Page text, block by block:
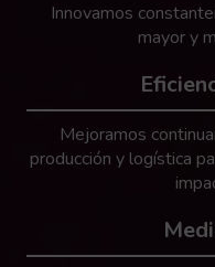
Innovamos
mayor y
Mejoramos
producción y logística